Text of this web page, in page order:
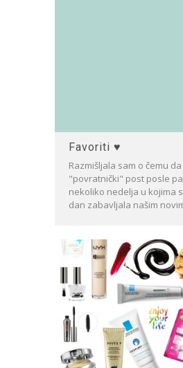
Favoriti ♥
Razmišljala sam o čemu
"povratnički" post posle
nekoliko nedelja u kojima
dan zabavljala našim